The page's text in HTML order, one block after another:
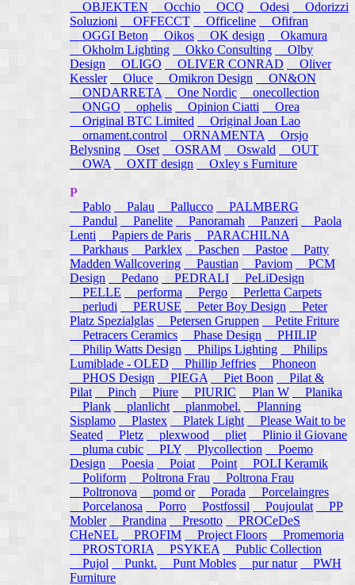
OBJEKTEN
Occhio OCQ Odesi
Odorizzi
Soluzioni
OFFECCT Officeline
Ofifran
OGGI Beton
Oikos OK design
Okamura
Okholm Lighting
Okko Consulting
Olby
Design
OLIGO OLIVER CONRAD
Oliver
Kessler
Oluce Omikron Design
ON&ON
ONDARRETA
One Nordic
onecollection
ONGO
ophelis Opinion Ciatti
Orea
Original BTC Limited
Original Joan Lao
ornament.control
ORNAMENTA
Orsjo
Belysning
Oset OSRAM Oswald
OUT
OWA
OXIT design Oxley s Furniture
P
Pablo
Palau Pallucco
PALMBERG
Pandul
Panelite Panoramah Panzeri
Paola
Lenti
Papiers de Paris
PARACHILNA
Parkhaus
Parklex Paschen Pastoe
Patty
Madden Wallcovering
Paustian Paviom
PCM
Design
Pedano PEDRALI
PeLiDesign
PELLE
performa Pergo
Perletta Carpets
perludi
PERUSE Peter Boy Design
Peter
Platz Spezialglas
Petersen Gruppen
Petite Friture
Petracers Ceramics
Phase Design
PHILIP
Philip Watts Design
Philips Lighting
Philips
Lumiblade - OLED
Phillip Jeffries
Phoneon
PHOS Design
PIEGA Piet Boon
Pilat &
Pilat
Pinch Piure PIURIC Plan W
Planika
Plank
planlicht planmobel. Planning
Sisplamo
Plastex Platek Light
Please Wait to be
Seated
Pletz plexwood pliet
Plinio il Giovane
pluma cubic
PLY Plycollection
Poemo
Design
Poesia Poiat Point
POLI Keramik
Poliform
Poltrona Frau
Poltrona Frau
Poltronova
pomd or Porada
Porcelaingres
Porcelanosa
Porro Postfossil Poujoulat
PP
Mobler
Prandina Presotto
PROCeDeS
CHeNEL
PROFIM Project Floors
Promemoria
PROSTORIA
PSYKEA
Public Collection
Pujol
Punkt. Punt Mobles pur natur
PWH
Furniture